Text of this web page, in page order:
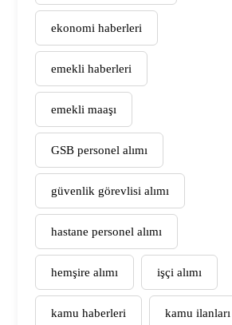
ekonomi haberleri
emekli haberleri
emekli maaşı
GSB personel alımı
güvenlik görevlisi alımı
hastane personel alımı
hemşire alımı işçi alımı
kamu haberleri kamu ilanları